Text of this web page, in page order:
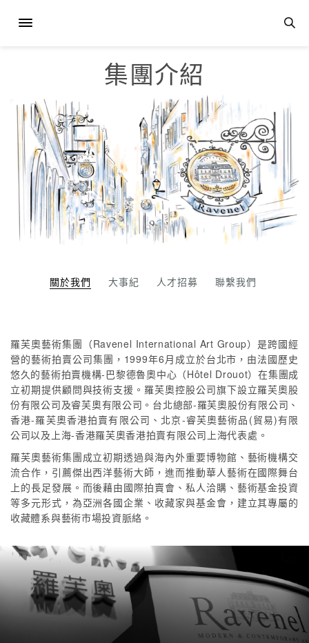
集團介紹
關於我們 大事紀 人才招募 聯繫我們
羅芙奧藝術集團（Ravenel International Art Group）是跨國經
營的藝術拍賣公司集團，1999年6月成立於台北市，由法國歷史
悠久的藝術拍賣機構-巴黎德魯奧中心（Hôtel Drouot）在集團成
立初期提供顧問與技術支援。羅芙奧控股公司旗下設立羅芙奧股
份有限公司及睿芙奧有限公司。台北總部-羅芙奧股份有限公司、
香港-羅芙奧香港拍賣有限公司、北京-睿芙奧藝術品(貿易)有限
公司以及上海-香港羅芙奧香港拍賣有限公司上海代表處。
羅芙奧藝術集團成立初期透過與海內外重要博物館、藝術機構交
流合作，引薦傑出西洋藝術大師，進而推動華人藝術在國際舞台
上的長足發展。而後藉由國際拍賣會、私人洽購、藝術基金投資
等多元形式，為亞洲各國企業、收藏家與基金會，建立其專屬的
收藏體系與藝術市場投資脈絡。